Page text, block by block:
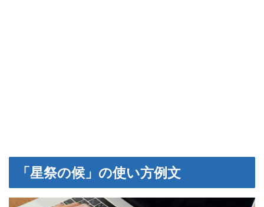
「星祭の候」の使い方例文